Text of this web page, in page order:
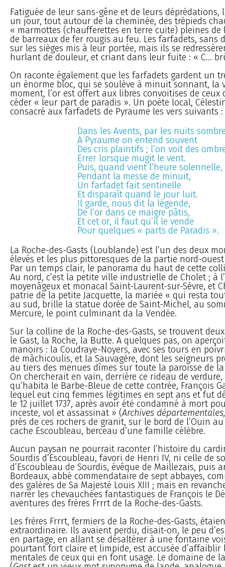
Fatiguée de leur sans-gêne et de leurs déprédations,
un jour, tout autour de la cheminée, des trépieds
« marmottes (chaufferettes en terre cuite) pleines de
de barreaux de fer rougis au feu. Les farfadets, sans
sur les sièges mis à leur portée, mais ils se
hurlant de douleur, et criant dans leur fuite : « C...
On raconte également que les farfadets gardent un
un énorme bloc, qui se soulève à minuit sonnant, la
moment, l’or est offert aux libres convoitises de
céder « leur part de paradis ». Un poète local,
consacré aux farfadets de Pyraume les vers suivants :
Dans les Avents, par les nuits
A Pyraume on entend souvent
Des cris plaintifs ; l’on voit des
Errer lorsque mugit le vent.
Puis, quand vient l’heure solennelle,
Pendant la messe de minuit,
Un farfadet fait sentinelle
Et disparaît quand le jour luit.
Il garde, nous dit la légende,
De l’or dans ce maigre pâtis,
Et cet or, il faut qu’il le vende
Pour quelques « parts de Paradis ».
La Roche-des-Gasts (Loublande) est l’un des deux
élevés et les plus pittoresques de la partie nord-ouest
Par un temps clair, le panorama du haut de cette
Au nord, c’est la petite ville industrielle de Cholet ; à
moyenâgeux et monacal Saint-Laurent-sur-Sèvre, et
patrie de la petite Jacquette, la mariée « qui resta
au sud, brille la statue dorée de Saint-Michel, au
Mercure, le point culminant da la Vendée.
Sur la colline de la Roche-des-Gasts, se trouvent
le Gast, la Roche, la Butte. A quelques pas, on
manoirs : la Coudraye-Noyers, avec ses tours en
de mâchicoulis, et la Sauvagère, dont les seigneurs
au tiers des menues dîmes sur toute la paroisse de
On chercherait en vain, derrière ce rideau de verdure,
qu’habita le Barbe-Bleue de cette contrée, François
lequel eut cinq femmes légitimes en sept ans et fut
le 12 juillet 1737, après avoir été condamné à mort
inceste, vol et assassinat » (Archives
près de ces rochers de granit, sur le bord de l’Ouin
cache Escoubleau, berceau d’une famille célèbre.
Aucun paysan ne pourrait raconter l’histoire du
Sourdis d’Escoubleau, favori de Henri IV, ni celle de
d’Escoubleau de Sourdis, évêque de Maillezais, puis
Bordeaux, abbé commendataire de sept abbayes,
des galères de Sa Majesté Louis XIII ; mais en
narrer les chevauchées fantastiques de François le
aventures des frères Frrrt de la Roche-des-Gasts.
Les frères Frrrt, fermiers de la Roche-des-Gasts,
extraordinaire. Ils avaient perdu, disait-on, le peu
en partage, en allant se désaltérer à une fontaine
pourtant fort claire et limpide, est accusée d’affaiblir
mentales de ceux qui en font usage. Le domaine de